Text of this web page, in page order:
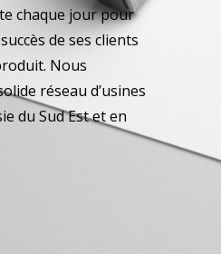
chaque jour pour
de ses clients
Nous
réseau d’usines
du Sud Est et en